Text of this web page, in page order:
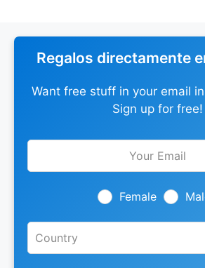
Regalos directamente
Want free stuff in your email
Sign up for free!
Leave
Female